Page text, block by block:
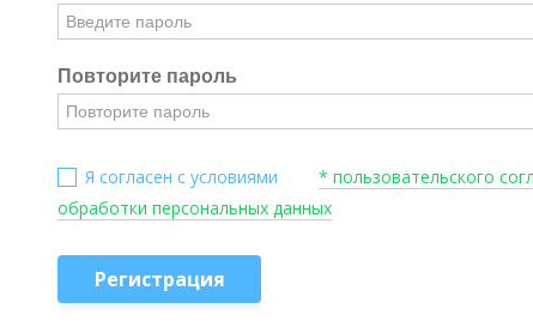
Повторите пароль
Я согласен с условиями * пользовательского
обработки персональных данных
Регистрация